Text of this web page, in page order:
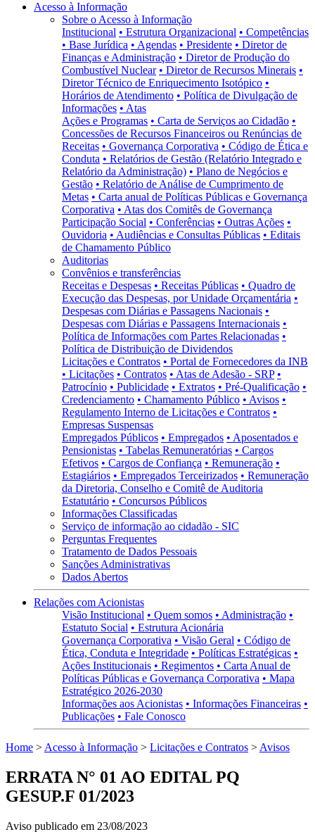
Acesso à Informação
Sobre o Acesso à Informação
Institucional • Estrutura Organizacional • Competências
• Base Jurídica • Agendas • Presidente • Diretor de
Finanças e Administração • Diretor de Produção do
Combustível Nuclear • Diretor de Recursos Minerais •
Diretor Técnico de Enriquecimento Isotópico •
Horários de Atendimento • Política de Divulgação de
Informações • Atas
Ações e Programas • Carta de Serviços ao Cidadão •
Concessões de Recursos Financeiros ou Renúncias de
Receitas • Governança Corporativa • Código de Ética e
Conduta • Relatórios de Gestão (Relatório Integrado e
Relatório da Administração) • Plano de Negócios e
Gestão • Relatório de Análise de Cumprimento de
Metas • Carta anual de Políticas Públicas e Governança
Corporativa • Atas dos Comitês de Governança
Participação Social • Conferências • Outras Ações •
Ouvidoria • Audiências e Consultas Públicas • Editais
de Chamamento Público
Auditorias
Convênios e transferências
Receitas e Despesas • Receitas Públicas • Quadro de
Execução das Despesas, por Unidade Orçamentária •
Despesas com Diárias e Passagens Nacionais •
Despesas com Diárias e Passagens Internacionais •
Política de Informações com Partes Relacionadas •
Política de Distribuição de Dividendos
Licitações e Contratos • Portal de Fornecedores da INB
• Licitações • Contratos • Atas de Adesão - SRP •
Patrocínio • Publicidade • Extratos • Pré-Qualificação •
Credenciamento • Chamamento Público • Avisos •
Regulamento Interno de Licitações e Contratos •
Empresas Suspensas
Empregados Públicos • Empregados • Aposentados e
Pensionistas • Tabelas Remuneratórias • Cargos
Efetivos • Cargos de Confiança • Remuneração •
Estagiários • Empregados Terceirizados • Remuneração
da Diretoria, Conselho e Comitê de Auditoria
Estatutário • Concursos Públicos
Informações Classificadas
Serviço de informação ao cidadão - SIC
Perguntas Frequentes
Tratamento de Dados Pessoais
Sanções Administrativas
Dados Abertos
Relações com Acionistas
Visão Institucional • Quem somos • Administração •
Estatuto Social • Estrutura Acionária
Governança Corporativa • Visão Geral • Código de
Ética, Conduta e Integridade • Políticas Estratégicas •
Ações Institucionais • Regimentos • Carta Anual de
Políticas Públicas e Governança Corporativa • Mapa
Estratégico 2026-2030
Informações aos Acionistas • Informações Financeiras •
Publicações • Fale Conosco
Home > Acesso à Informação > Licitações e Contratos > Avisos
ERRATA N° 01 AO EDITAL PQ
GESUP.F 01/2023
Aviso publicado em 23/08/2023